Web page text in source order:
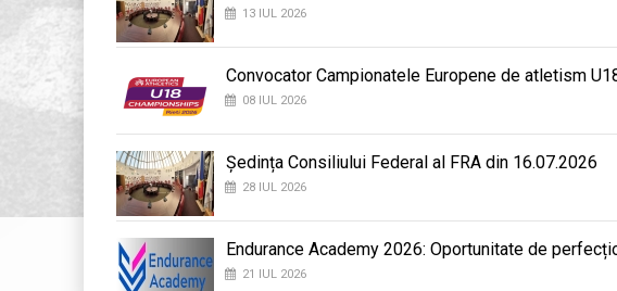
13 IUL 2026
Convocator Campionatele Europene de atletism
08 IUL 2026
Ședința Consiliului Federal al FRA din 16.07.2026
28 IUL 2026
Endurance Academy 2026: Oportunitate de
21 IUL 2026